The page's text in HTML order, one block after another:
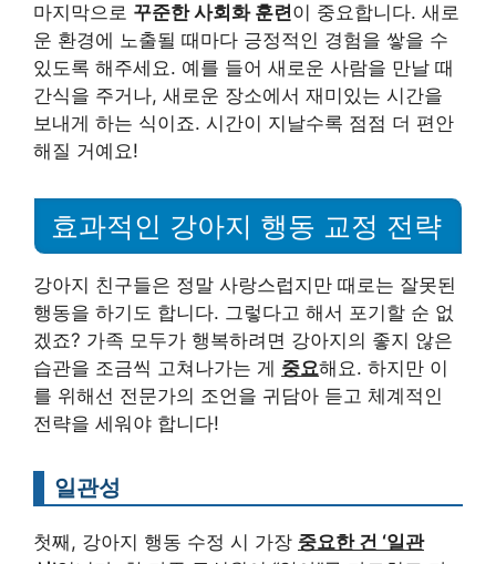
마지막으로 꾸준한 사회화 훈련이 중요합니다. 새로
운 환경에 노출될 때마다 긍정적인 경험을 쌓을 수
있도록 해주세요. 예를 들어 새로운 사람을 만날 때
간식을 주거나, 새로운 장소에서 재미있는 시간을
보내게 하는 식이죠. 시간이 지날수록 점점 더 편안
해질 거예요!
효과적인 강아지 행동 교정 전략
강아지 친구들은 정말 사랑스럽지만 때로는 잘못된
행동을 하기도 합니다. 그렇다고 해서 포기할 순 없
겠죠? 가족 모두가 행복하려면 강아지의 좋지 않은
습관을 조금씩 고쳐나가는 게 중요해요. 하지만 이
를 위해선 전문가의 조언을 귀담아 듣고 체계적인
전략을 세워야 합니다!
일관성
첫째, 강아지 행동 수정 시 가장 중요한 건 ‘일관